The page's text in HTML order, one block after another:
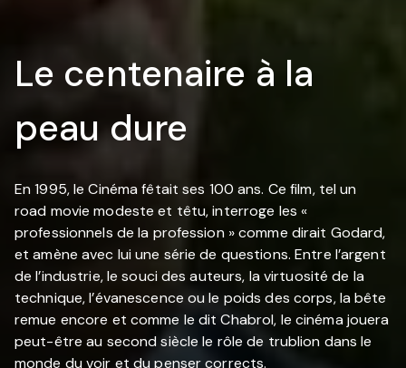
Le centenaire à la
peau dure
En 1995, le Cinéma fêtait ses 100 ans. Ce film, tel un
road movie modeste et têtu, interroge les «
professionnels de la profession » comme dirait Godard,
et amène avec lui une série de questions. Entre l’argent
de l’industrie, le souci des auteurs, la virtuosité de la
technique, l’évanescence ou le poids des corps, la bête
remue encore et comme le dit Chabrol, le cinéma jouera
peut-être au second siècle le rôle de trublion dans le
monde du voir et du penser corrects.